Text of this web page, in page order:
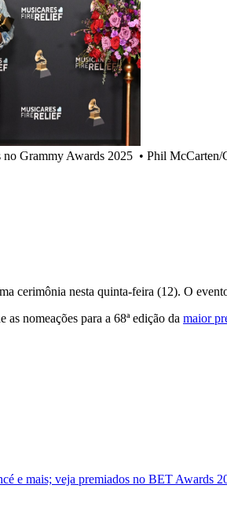
Grammy Awards 2025 • Phil McCarten/
cerimônia nesta quinta-feira (12). O
nomeações para a 68ª edição da maior
e mais; veja premiados no BET Awards